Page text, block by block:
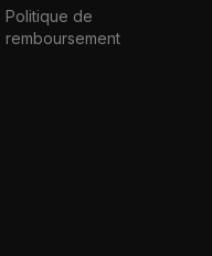
Politique de
remboursement